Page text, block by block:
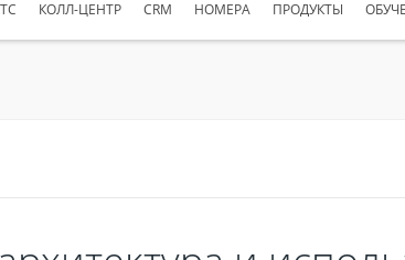
КОЛЛ-ЦЕНТР CRM НОМЕРА ПРОДУКТЫ